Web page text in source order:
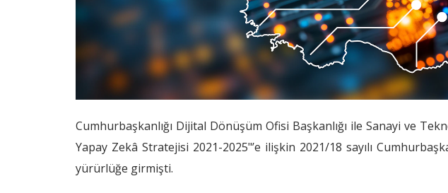
Cumhurbaşkanlığı Dijital Dönüşüm Ofisi Başkanlığı ile Sanayi ve
Yapay Zekâ Stratejisi 2021-2025"’e ilişkin 2021/18 sayılı
yürürlüğe girmişti.